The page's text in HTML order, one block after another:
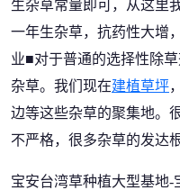
生杂草常量即可，从这里
一年生杂草，抗药性大增
业■对于普通的选择性除
杂草。我们现在建植草坪
边等这些杂草的聚集地。
不严格，很多杂草的发达
宝安台湾草种植大型基地